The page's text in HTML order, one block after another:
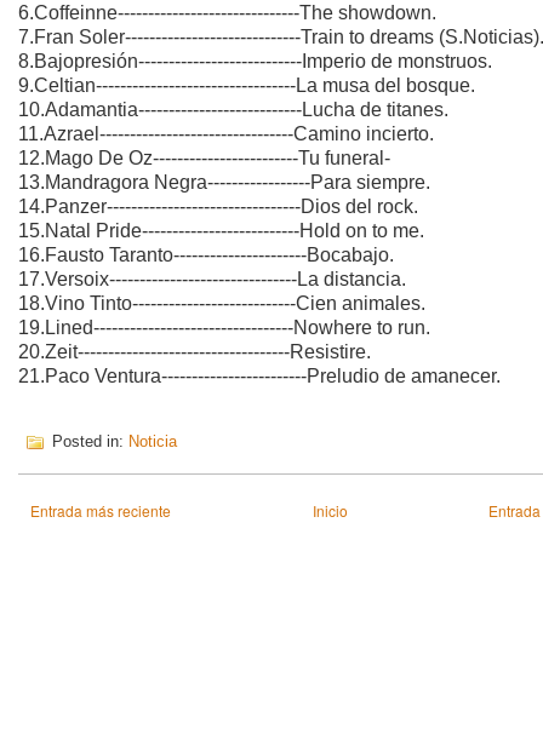
6.Coffeinne------------------------------The showdown.
7.Fran Soler-----------------------------Train to dreams (S.Noticias).
8.Bajopresión---------------------------Imperio de monstruos.
9.Celtian---------------------------------La musa del bosque.
10.Adamantia---------------------------Lucha de titanes.
11.Azrael--------------------------------Camino incierto.
12.Mago De Oz------------------------Tu funeral-
13.Mandragora Negra-----------------Para siempre.
14.Panzer--------------------------------Dios del rock.
15.Natal Pride--------------------------Hold on to me.
16.Fausto Taranto----------------------Bocabajo.
17.Versoix-------------------------------La distancia.
18.Vino Tinto---------------------------Cien animales.
19.Lined---------------------------------Nowhere to run.
20.Zeit-----------------------------------Resistire.
21.Paco Ventura------------------------Preludio de amanecer.
Posted in: Noticia
Entrada más reciente Inicio